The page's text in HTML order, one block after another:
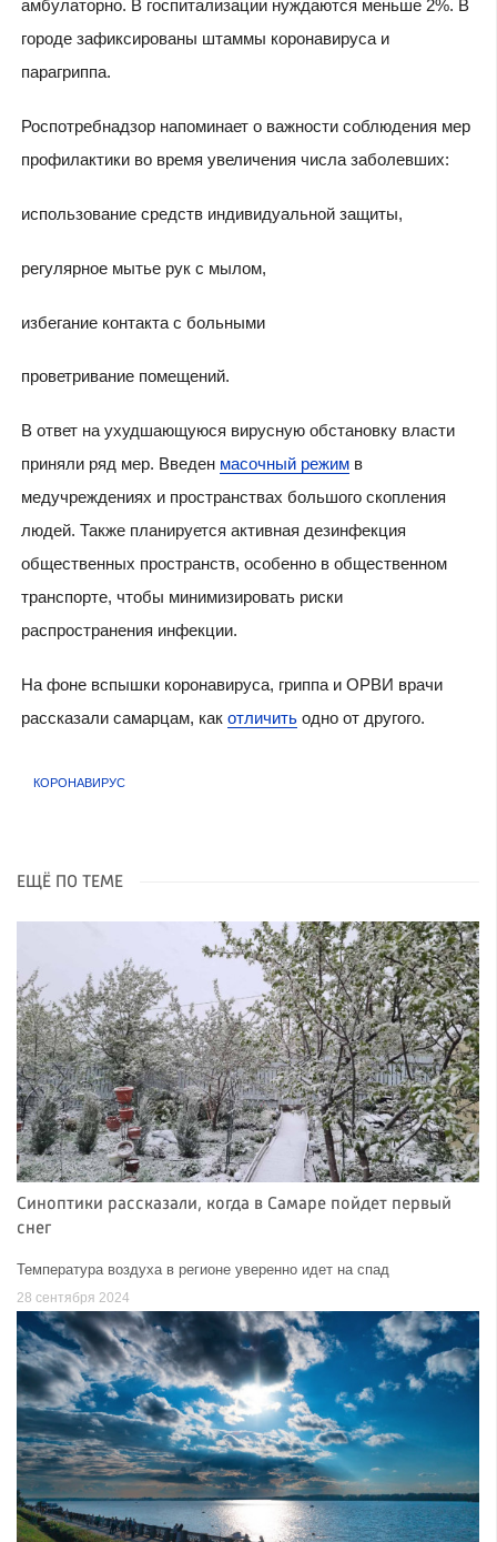
амбулаторно. В госпитализации нуждаются меньше 2%. В
городе зафиксированы штаммы коронавируса и
парагриппа.
Роспотребнадзор напоминает о важности соблюдения мер
профилактики во время увеличения числа заболевших:
использование средств индивидуальной защиты,
регулярное мытье рук с мылом,
избегание контакта с больными
проветривание помещений.
В ответ на ухудшающуюся вирусную обстановку власти
приняли ряд мер. Введен масочный режимв
медучреждениях и пространствах большого скопления
людей. Также планируется активная дезинфекция
общественных пространств, особенно в общественном
транспорте, чтобы минимизировать риски
распространения инфекции.
На фоне вспышки коронавируса, гриппа и ОРВИ врачи
рассказали самарцам, как отличитьодно от другого.
КОРОНАВИРУС
ЕЩЁ ПО ТЕМЕ
Синоптики рассказали, когда в Самаре пойдет первый
снег
Температура воздуха в регионе уверенно идет на спад
28 сентября 2024